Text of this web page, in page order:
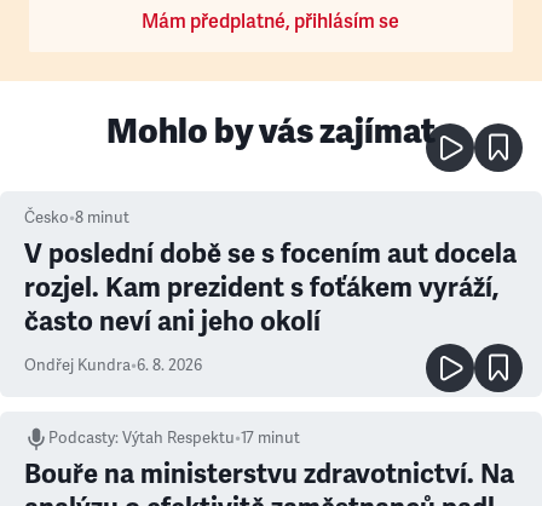
Mám předplatné, přihlásím se
Mohlo by vás zajímat
Česko•8 minut
V poslední době se s focením aut docela
rozjel. Kam prezident s foťákem vyráží,
často neví ani jeho okolí
Ondřej Kundra•6. 8. 2026
Podcasty:Výtah Respektu•17 minut
Bouře na ministerstvu zdravotnictví. Na